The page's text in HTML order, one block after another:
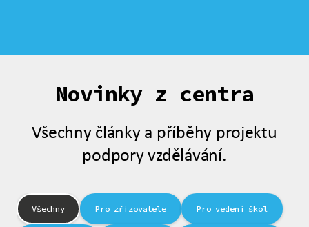
Novinky z centra
Všechny články a příběhy projektu
podpory vzdělávání.
Všechny Pro zřizovatele Pro vedení škol